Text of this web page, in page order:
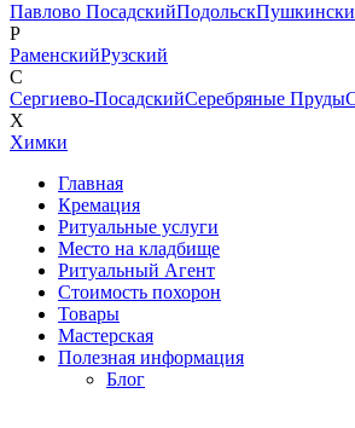
Павлово ПосадскийПодольск
Р
РаменскийРузский
С
Сергиево-ПосадскийСеребряные Пруды
Х
Химки
Главная
Кремация
Ритуальные услуги
Место на кладбище
Ритуальный Агент
Стоимость похорон
Товары
Мастерская
Полезная информация
Блог